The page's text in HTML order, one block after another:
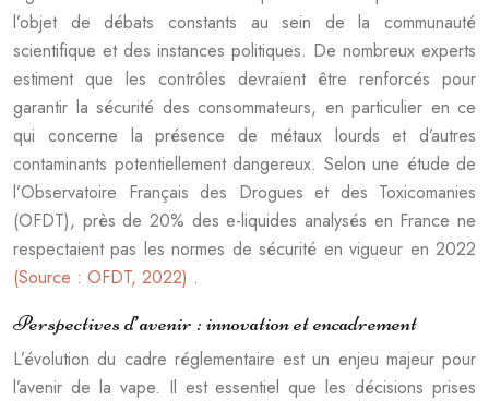
l’objet de débats constants au sein de la communauté
scientifique et des instances politiques. De nombreux experts
estiment que les contrôles devraient être renforcés pour
garantir la sécurité des consommateurs, en particulier en ce
qui concerne la présence de métaux lourds et d’autres
contaminants potentiellement dangereux. Selon une étude de
l’Observatoire Français des Drogues et des Toxicomanies
(OFDT), près de 20% des e-liquides analysés en France ne
respectaient pas les normes de sécurité en vigueur en 2022
(Source : OFDT, 2022) .
Perspectives d’avenir : innovation et encadrement
L’évolution du cadre réglementaire est un enjeu majeur pour
l’avenir de la vape. Il est essentiel que les décisions prises